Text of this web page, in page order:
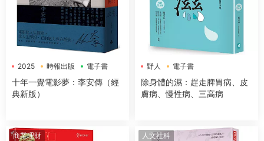
2025 時報出版 電子書
十年一覺電影夢：李安傳（經
典新版）
野人 電子書
除身體的濕：趕走脾胃病、皮
膚病、慢性病、三高病
商業理財 人文社科